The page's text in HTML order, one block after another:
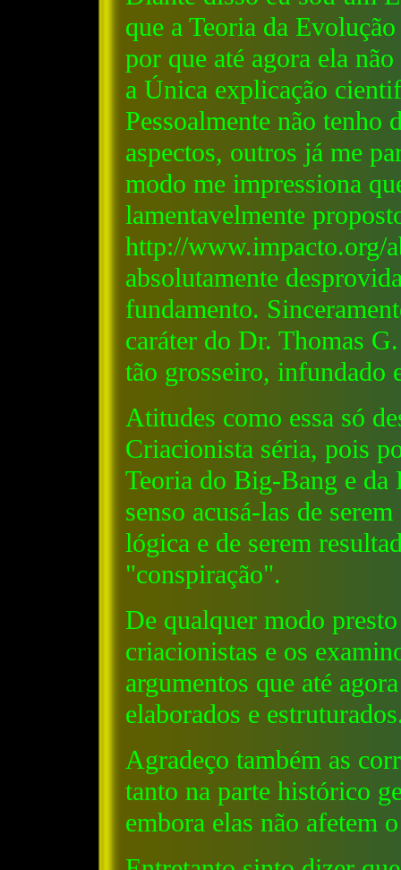
que a Teoria da
por que até agora ela
a Única explicação
Pessoalmente não tenho
aspectos, outros já me
modo me impressiona
lamentavelmente
http://www.impacto.org/
absolutamente
fundamento.
caráter do Dr. Thomas
tão grosseiro, infundado
Atitudes como essa só
Criacionista séria, pois
Teoria do Big-Bang e
senso acusá-las de
lógica e de serem
"conspiração".
De qualquer modo
criacionistas e os
argumentos que até
elaborados e
Agradeço também as
tanto na parte histórico
embora elas não afetem